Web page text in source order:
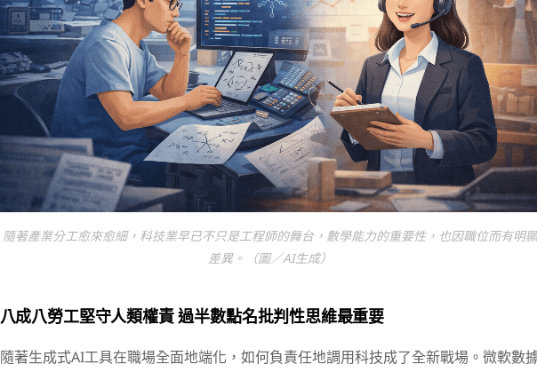
隨著產業分工愈來愈細，科技業早已不只是工程師的舞台，數學能力的重要性，也因職位而有明顯
差異。（圖／AI生成）
八成八勞工堅守人類權責 過半數點名批判性思維最重要
隨著生成式AI工具在職場全面地端化，如何負責任地調用科技成了全新戰場。微軟數